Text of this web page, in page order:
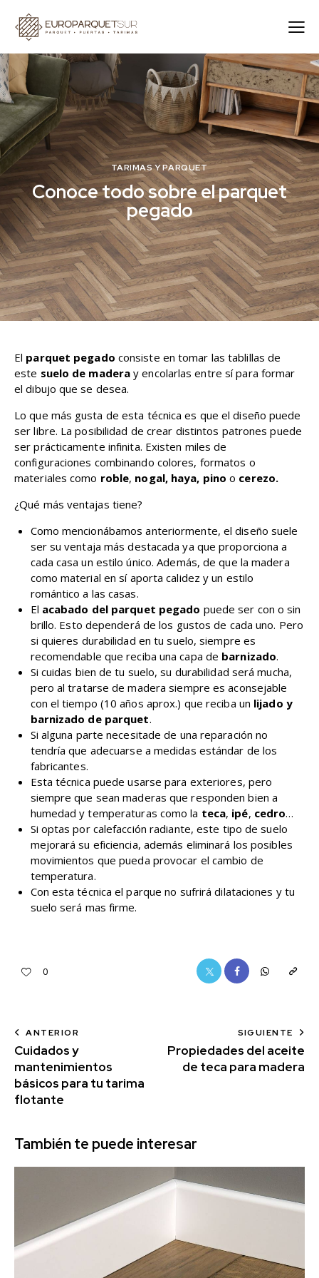
TARIMAS Y PARQUET
Conoce todo sobre el parquet
pegado
El parquet pegado consiste en tomar las tablillas de
este suelo de madera y encolarlas entre sí para formar
el dibujo que se desea.
Lo que más gusta de esta técnica es que el diseño puede
ser libre. La posibilidad de crear distintos patrones puede
ser prácticamente infinita. Existen miles de
configuraciones combinando colores, formatos o
materiales como roble, nogal, haya, pinoo cerezo.
¿Qué más ventajas tiene?
Como mencionábamos anteriormente, el diseño suele
ser su ventaja más destacada ya que proporciona a
cada casa un estilo único. Además, de que la madera
como material en sí aporta calidez y un estilo
romántico a las casas.
El acabado del parquet pegado puede ser con o sin
brillo. Esto dependerá de los gustos de cada uno. Pero
si quieres durabilidad en tu suelo, siempre es
recomendable que reciba una capa de barnizado.
Si cuidas bien de tu suelo, su durabilidad será mucha,
pero al tratarse de madera siempre es aconsejable
con el tiempo (10 años aprox.) que reciba un lijado y
barnizado de parquet.
Si alguna parte necesitade de una reparación no
tendría que adecuarse a medidas estándar de los
fabricantes.
Esta técnica puede usarse para exteriores, pero
siempre que sean maderas que responden bien a
humedad y temperaturas como la teca, ipé, cedro…
Si optas por calefacción radiante, este tipo de suelo
mejorará su eficiencia, además eliminará los posibles
movimientos que pueda provocar el cambio de
temperatura.
Con esta técnica el parque no sufrirá dilataciones y tu
suelo será mas firme.
0
ANTERIOR
Cuidados y
mantenimientos
básicos para tu tarima
flotante
SIGUIENTE
Propiedades del aceite
de teca para madera
También te puede interesar